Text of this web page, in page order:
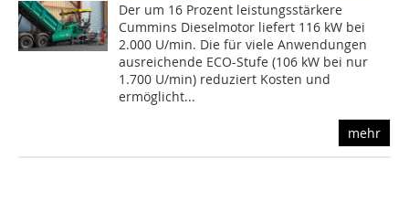
Der um 16 Prozent leistungsstärkere
Cummins Dieselmotor liefert 116 kW bei
2.000 U/min. Die für viele Anwendungen
ausreichende ECO-Stufe (106 kW bei nur
1.700 U/min) reduziert Kosten und
ermöglicht...
mehr